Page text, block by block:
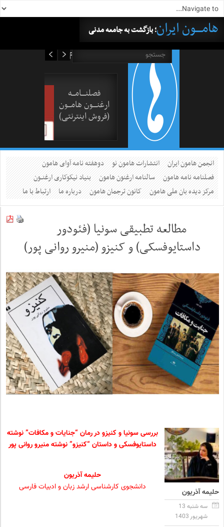
هامــــون ایران؛ بازگشت به جامعه مدنی
فصلنــــامـــه
ارغنــــون هامـــون
(فروش اینترنتی)
انجمن هامون ایران انتشارات هامون نو
دوهفته نامه آوای هامون
فصلنامه نامه هامون
سالنامه ارغنون هامون
بنیاد نیکوکاری ارغنــون
مرکز دیده بان ملی هامون
کانون ترجمان هامون درباره ما ارتباط با ما
مطالعه تطبیقی سونیا (فئودور
داستایوفسکی) و کنیزو (منیرو روانی پور)
حلیمه آذریون
سه شنبه 13
شهریور 1403
بررسی سونیا و کنیزو در رمان “جنایات و مکافات” نوشته
داستایوفسکی و داستان “کنیزو” نوشته منیرو روانی پور
حلیمه آذریون
دانشجوی کارشناسی ارشد زبان و ادبیات فارسی